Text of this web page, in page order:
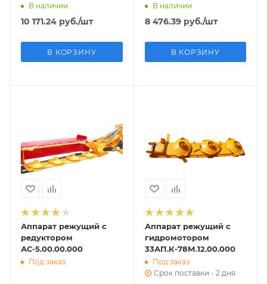
В наличии
10 171.24 руб./шт
В КОРЗИНУ
В наличии
8 476.39руб./шт
В КОРЗИНУ
Аппарат режущий с
редуктором
АС-5.00.00.000
Под заказ
Аппарат режущий с
гидромотором
33АП.К-78М.12.00.000
Под заказ
Срок поставки - 2 дня